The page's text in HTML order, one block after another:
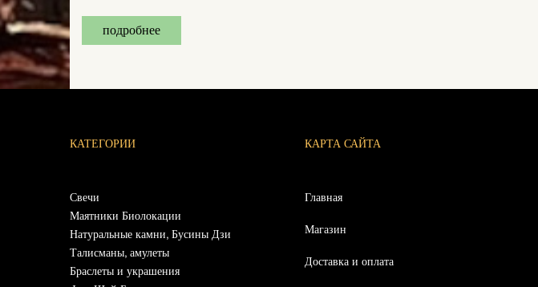
подробнее
КАТЕГОРИИ
Свечи
Маятники Биолокации
Натуральные камни, Бусины Дзи
Талисманы, амулеты
Браслеты и украшения
КАРТА САЙТА
Главная
Магазин
Доставка и оплата